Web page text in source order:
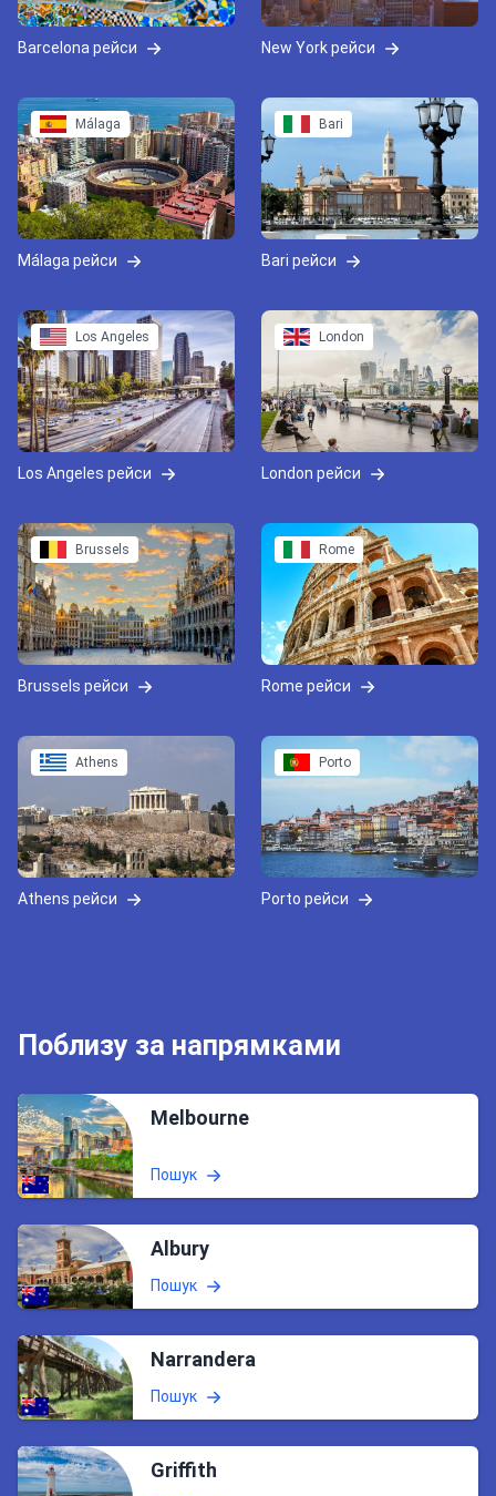
Barcelona рейси New York рейси
Málaga
Málaga рейси
Bari
Bari рейси
Los Angeles
Los Angeles рейси
London
London рейси
Brussels
Brussels рейси
Rome
Rome рейси
Athens
Athens рейси
Porto
Porto рейси
Поблизу за напрямками
Melbourne
Пошук
Albury
Пошук
Narrandera
Пошук
Griffith